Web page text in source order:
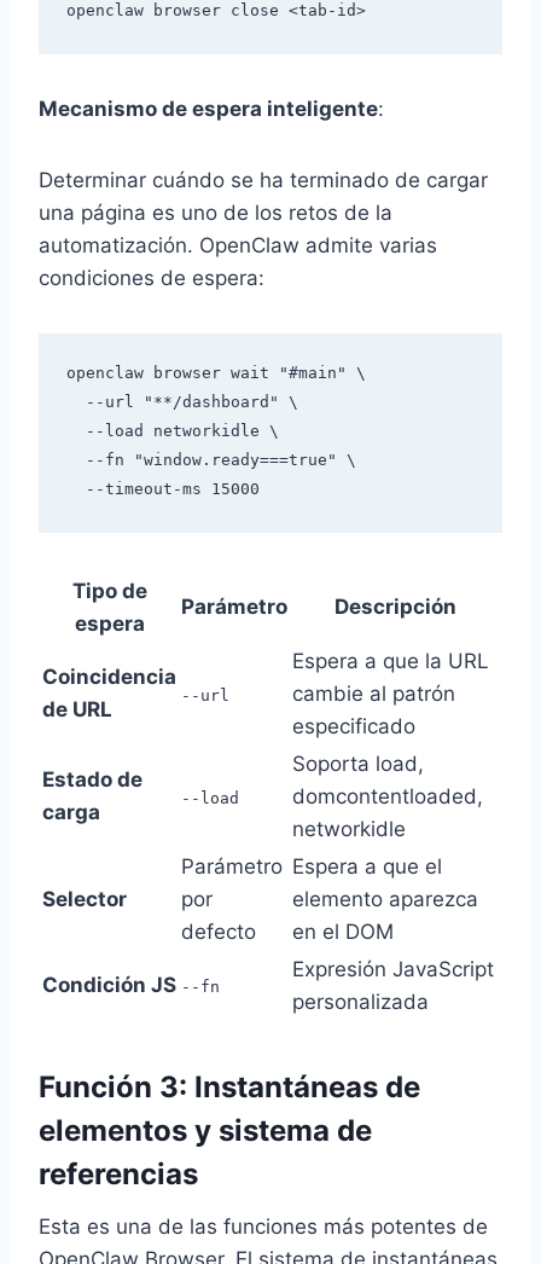
openclaw browser close <tab-id>
Mecanismo de espera inteligente:
Determinar cuándo se ha terminado de cargar
una página es uno de los retos de la
automatización. OpenClaw admite varias
condiciones de espera:
openclaw browser wait "#main" \
Tipo de
espera
Parámetro Descripción
Coincidencia
de URL
--url
Espera a que la URL
cambie al patrón
especificado
Estado de
carga
--load
Soporta load,
domcontentloaded,
networkidle
Selector
Parámetro
por
defecto
Espera a que el
elemento aparezca
en el DOM
Condición JS --fn
Expresión JavaScript
personalizada
Función 3: Instantáneas de
elementos y sistema de
referencias
Esta es una de las funciones más potentes de
OpenClaw Browser. El sistema de instantáneas